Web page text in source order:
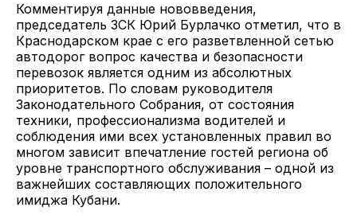
Комментируя данные нововведения,
председатель ЗСК Юрий Бурлачко отметил, что в
Краснодарском крае с его разветвленной сетью
автодорог вопрос качества и безопасности
перевозок является одним из абсолютных
приоритетов. По словам руководителя
Законодательного Собрания, от состояния
техники, профессионализма водителей и
соблюдения ими всех установленных правил во
многом зависит впечатление гостей региона об
уровне транспортного обслуживания – одной из
важнейших составляющих положительного
имиджа Кубани.